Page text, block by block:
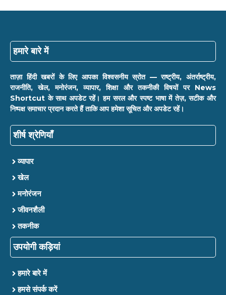
हमारे बारे में
ताज़ा हिंदी खबरों के लिए आपका विश्वसनीय स्रोत — राष्ट्रीय, अंतर्राष्ट्रीय,
राजनीति, खेल, मनोरंजन, व्यापार, शिक्षा और तकनीकी विषयों पर News
Shortcut के साथ अपडेट रहें। हम सरल और स्पष्ट भाषा में तेज़, सटीक और
निष्पक्ष समाचार प्रदान करते हैं ताकि आप हमेशा सूचित और अपडेट रहें।
शीर्ष श्रेणियाँ
व्यापार
खेल
मनोरंजन
जीवनशैली
तकनीक
उपयोगी कड़ियां
हमारे बारे में
हमसे संपर्क करें